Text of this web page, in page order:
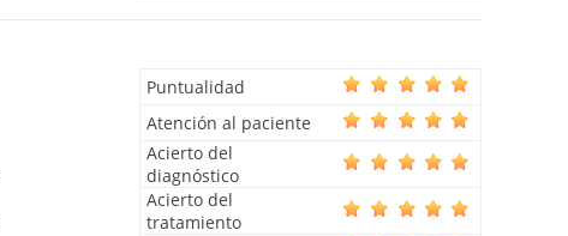
Puntualidad
Atención al paciente
Acierto del
diagnóstico
Acierto del
tratamiento